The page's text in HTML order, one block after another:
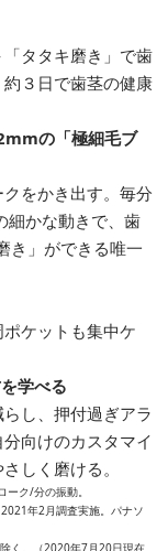
タタキ磨き」で歯
３日で歯茎の健康
の「極細毛ブ
をかき出す。毎分
細かな動きで、歯
き」ができる唯一
ケットも集中ケ
学べる
し、押付過ぎアラ
向けのカスタマイ
しく磨ける。
ク/分の振動。
年2月調査実施。パナソ
く。（2020年7月20日現在